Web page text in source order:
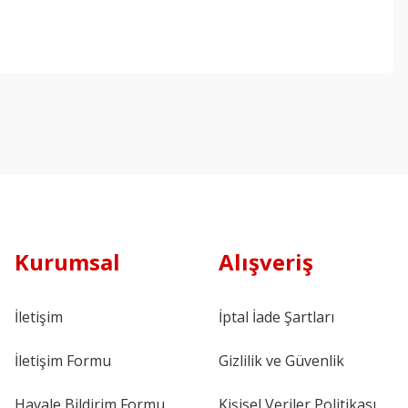
Kurumsal
İletişim
İletişim Formu
Alışveriş
İptal İade Şartları
Gizlilik ve Güvenlik